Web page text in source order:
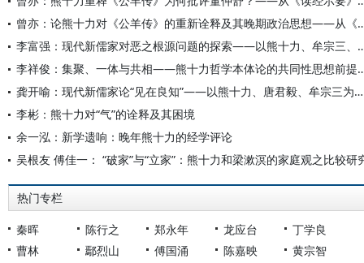
曾亦：论熊十力对《公羊传》的重新
李富强：现代新儒家对恶之根源
李祥俊：集聚、一体与共相
龚开喻：现代新儒家论“见在良知”——以熊十力、唐君毅、牟宗三为中心
李彬：熊十力对“气”的诠释及其困境
余一泓：新学遗响：晚年熊十力的经学评论
吴根友 傅佳一： “破家”与“立家”：熊十力和梁漱溟的家庭观之比较研
热门专栏
秦晖 陈行之 郑永年 龙应台
丁学良
曹林
鄢烈山 傅国涌 陈嘉映
黄宗智